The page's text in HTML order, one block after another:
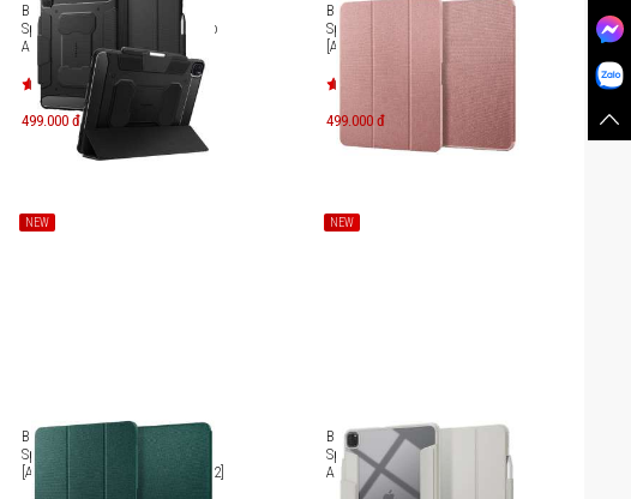
Bao da iPad Pro 11 inch (2024)
Spigen Case Rugged Armor Pro
ACS07017
499.000 đ
Bao da iPad Pro 11 inch (2024)
Spigen Case Urban Fit
[ACS07020/ACS07021]
499.000 đ
NEW
Bao da iPad Air 13 inch (2024)
Spigen Urban Fit
[ACS07671/ACS07673/ACS07672]
NEW
Bao da iPad Pro 11 inch (2024)
Spigen Case Air Skin Pro
ACS07024